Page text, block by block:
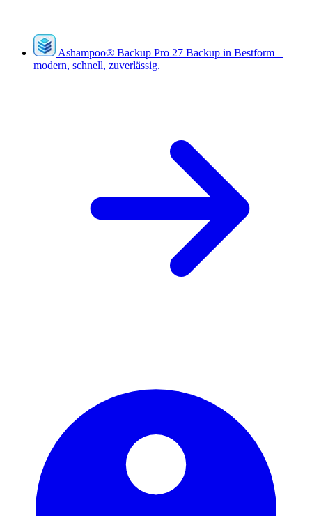
Ashampoo® Backup Pro 27 Backup in Bestform –
modern, schnell, zuverlässig.